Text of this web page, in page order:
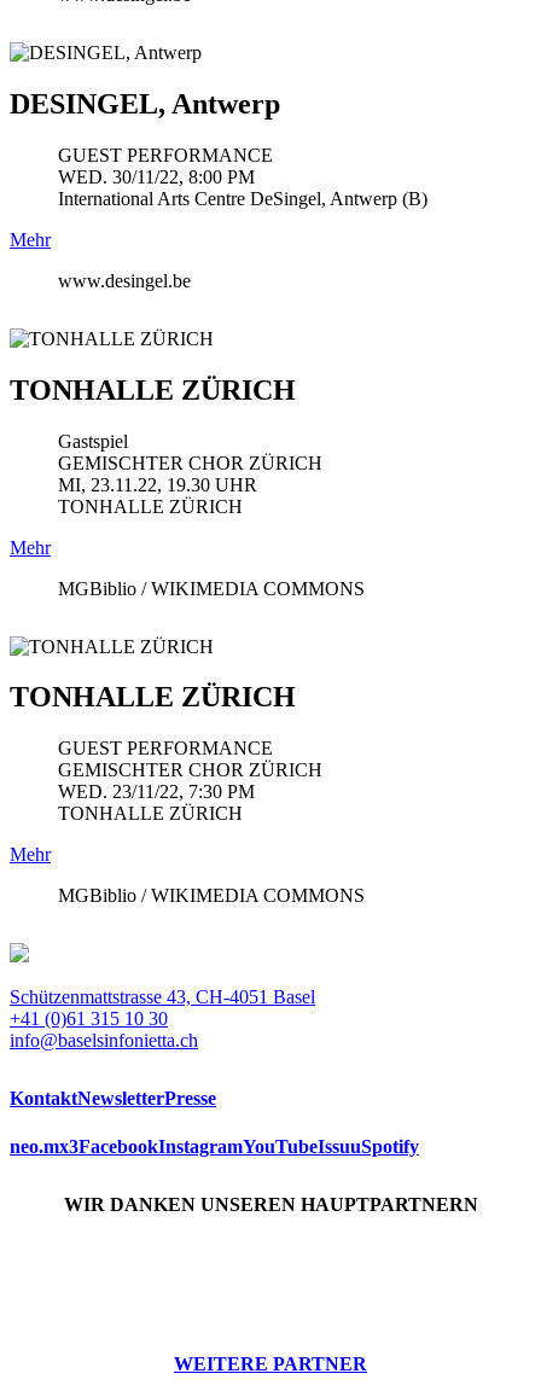
DESINGEL, Antwerp
GUEST PERFORMANCE
WED. 30/11/22, 8:00 PM
International Arts Centre DeSingel, Antwerp (B)
Mehr
www.desingel.be
TONHALLE ZÜRICH
Gastspiel
GEMISCHTER CHOR ZÜRICH
MI, 23.11.22, 19.30 UHR
TONHALLE ZÜRICH
Mehr
MGBiblio / WIKIMEDIA COMMONS
TONHALLE ZÜRICH
GUEST PERFORMANCE
GEMISCHTER CHOR ZÜRICH
WED. 23/11/22, 7:30 PM
TONHALLE ZÜRICH
Mehr
MGBiblio / WIKIMEDIA COMMONS
Schützenmattstrasse 43, CH-4051 Basel
+41 (0)61 315 10 30
info@baselsinfonietta.ch
KontaktNewsletterPresse
neo.mx3FacebookInstagramYouTubeIssuuSpotify
WIR DANKEN UNSEREN HAUPTPARTNERN
WEITERE PARTNER